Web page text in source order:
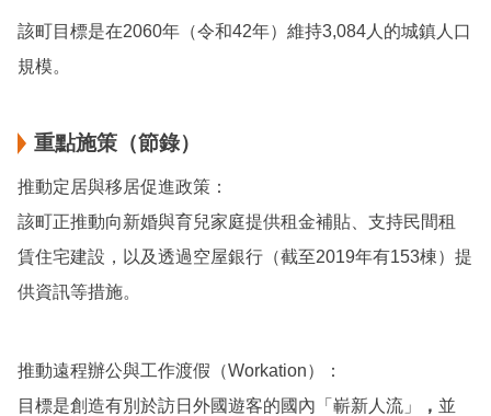
該町目標是在2060年（令和42年）維持3,084人的城鎮人口
規模。
重點施策（節錄）
推動定居與移居促進政策：
該町正推動向新婚與育兒家庭提供租金補貼、支持民間租
賃住宅建設，以及透過空屋銀行（截至2019年有153棟）提
供資訊等措施。
推動遠程辦公與工作渡假（Workation）：
目標是創造有別於訪日外國遊客的國內「嶄新人流」
， 並